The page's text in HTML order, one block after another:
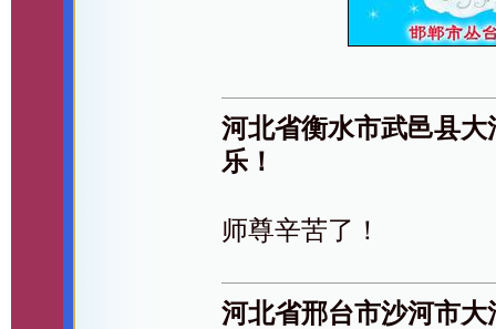
河北省衡水市武邑县
乐！
师尊辛苦了！
河北省邢台市沙河市